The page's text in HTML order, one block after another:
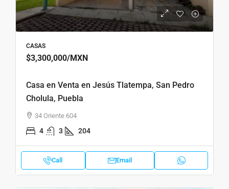
CASAS
$3,300,000/MXN
Casa en Venta en Jesús Tlatempa, San Pedro
Cholula, Puebla
34 Oriente 604
4 3 204
Call Email